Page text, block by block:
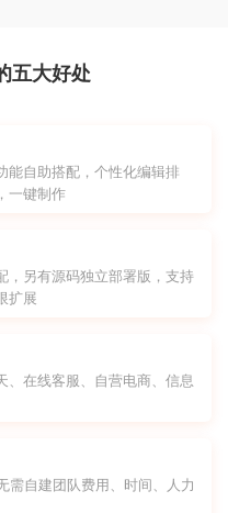
五大好处
能自助搭配，个性化编辑排
一键制作
，另有源码独立部署版，支持
扩展
、在线客服、自营电商、信息
需自建团队费用、时间、人力